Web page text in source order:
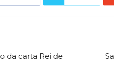
da carta Rei de